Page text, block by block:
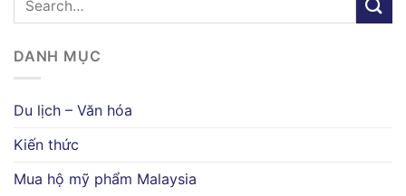
DANH MỤC
Du lịch – Văn hóa
Kiến thức
Mua hộ mỹ phẩm Malaysia